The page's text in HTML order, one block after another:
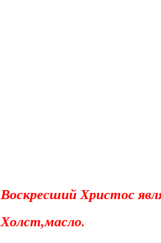
Воскресший Христос
Холст,масло.